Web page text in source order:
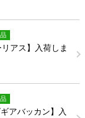
アス】入荷しま
アバッカン】入